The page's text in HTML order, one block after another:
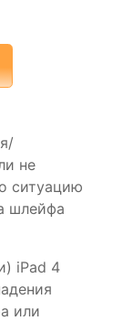
не
ситуацию
шлейфа
iPad 4
или